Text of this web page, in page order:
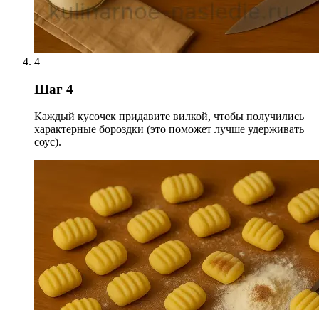
4
Шаг 4
Каждый кусочек придавите вилкой, чтобы получились
характерные бороздки (это поможет лучше удерживать
соус).